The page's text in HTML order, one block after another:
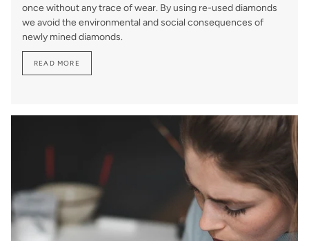
once without any trace of wear. By using re-used diamonds
we avoid the environmental and social consequences of
newly mined diamonds.
READ MORE